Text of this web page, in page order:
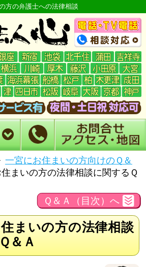
方の弁護士への法律相談
一宮にお住まいの方向けのＱ＆
まいの方の法律相談に関するＱ
Ｑ＆Ａ（目次）へ
まいの方の法律相談
＆Ａ